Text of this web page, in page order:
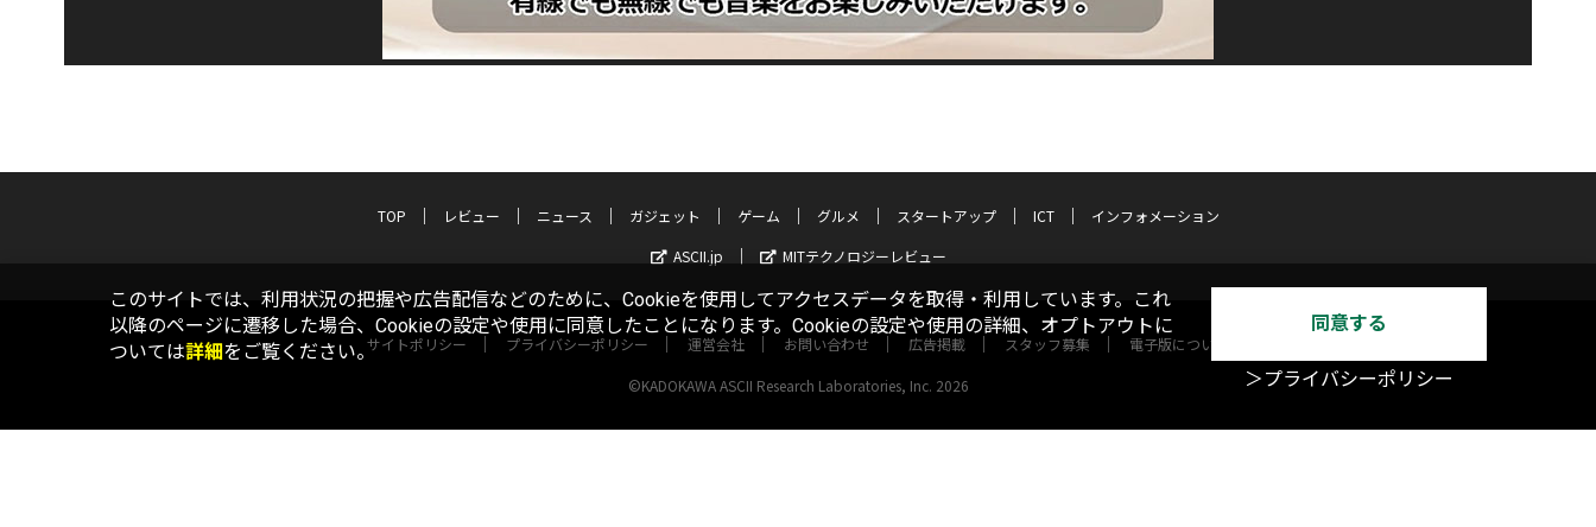
TOP レビュー ニュース ガジェット ゲーム グルメ スタートアップ ICT
インフォメーション
ASCII.jp
MITテクノロジーレビュー
サイトポリシー プライバシーポリシー 運営会社 お問い合わせ 広告掲載 スタッフ募集 電子版について
©KADOKAWA ASCII Research Laboratories, Inc. 2026
このサイトでは、利用状況の把握や広告配信などのために、Cookieを使用してアクセスデータを取得・利用しています。これ
以降のページに遷移した場合、Cookieの設定や使用に同意したことになります。Cookieの設定や使用の詳細、オプトアウトに
ついては詳細をご覧ください。
同意する
＞プライバシーポリシー